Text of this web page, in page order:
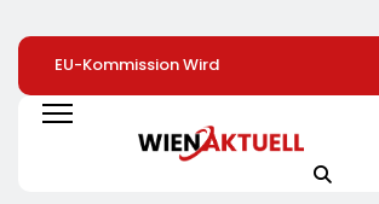
EU-Kommission Wird
Zur „Zentrale Der
Tierindustrie“ /
Tierschutzorganisation
Vernetzen Sich
Unternehmer Für Die